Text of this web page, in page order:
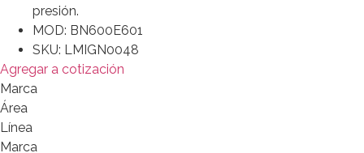
presión.
MOD: BN600E601
SKU: LMIGN0048
Agregar a cotización
Marca
Área
Línea
Marca